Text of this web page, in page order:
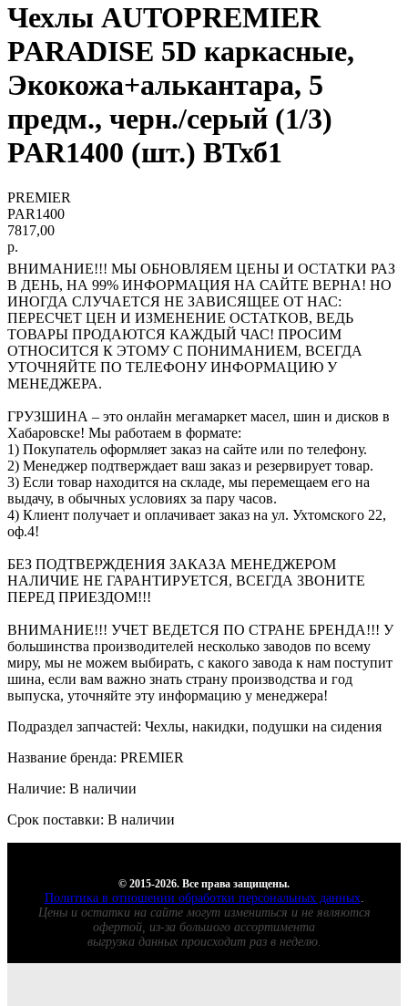
Чехлы AUTOPREMIER
PARADISE 5D каркасные,
Экокожа+алькантара, 5
предм., черн./серый (1/3)
PAR1400 (шт.) ВТхб1
PREMIER
PAR1400
7817,00
р.
ВНИМАНИЕ!!! МЫ ОБНОВЛЯЕМ ЦЕНЫ И ОСТАТКИ РАЗ
В ДЕНЬ, НА 99% ИНФОРМАЦИЯ НА САЙТЕ ВЕРНА! НО
ИНОГДА СЛУЧАЕТСЯ НЕ ЗАВИСЯЩЕЕ ОТ НАС:
ПЕРЕСЧЕТ ЦЕН И ИЗМЕНЕНИЕ ОСТАТКОВ, ВЕДЬ
ТОВАРЫ ПРОДАЮТСЯ КАЖДЫЙ ЧАС! ПРОСИМ
ОТНОСИТСЯ К ЭТОМУ С ПОНИМАНИЕМ, ВСЕГДА
УТОЧНЯЙТЕ ПО ТЕЛЕФОНУ ИНФОРМАЦИЮ У
МЕНЕДЖЕРА.
ГРУЗШИНА – это онлайн мегамаркет масел, шин и дисков в
Хабаровске! Мы работаем в формате:
1) Покупатель оформляет заказ на сайте или по телефону.
2) Менеджер подтверждает ваш заказ и резервирует товар.
3) Если товар находится на складе, мы перемещаем его на
выдачу, в обычных условиях за пару часов.
4) Клиент получает и оплачивает заказ на ул. Ухтомского 22,
оф.4!
БЕЗ ПОДТВЕРЖДЕНИЯ ЗАКАЗА МЕНЕДЖЕРОМ
НАЛИЧИЕ НЕ ГАРАНТИРУЕТСЯ, ВСЕГДА ЗВОНИТЕ
ПЕРЕД ПРИЕЗДОМ!!!
ВНИМАНИЕ!!! УЧЕТ ВЕДЕТСЯ ПО СТРАНЕ БРЕНДА!!! У
большинства производителей несколько заводов по всему
миру, мы не можем выбирать, с какого завода к нам поступит
шина, если вам важно знать страну производства и год
выпуска, уточняйте эту информацию у менеджера!
Подраздел запчастей: Чехлы, накидки, подушки на сидения
Название бренда: PREMIER
Наличие: В наличии
Срок поставки: В наличии
© 2015-2026. Все права защищены.
Политика в отношении обработки персональных данных.
Цены и остатки на сайте могут измениться и не являются
офертой, из-за большого ассортимента
выгрузка данных происходит раз в неделю.